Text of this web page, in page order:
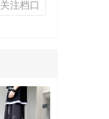
关注档口